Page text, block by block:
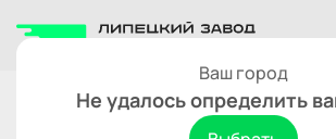
Ваш город
Не удалось определить
жгут электропроводки